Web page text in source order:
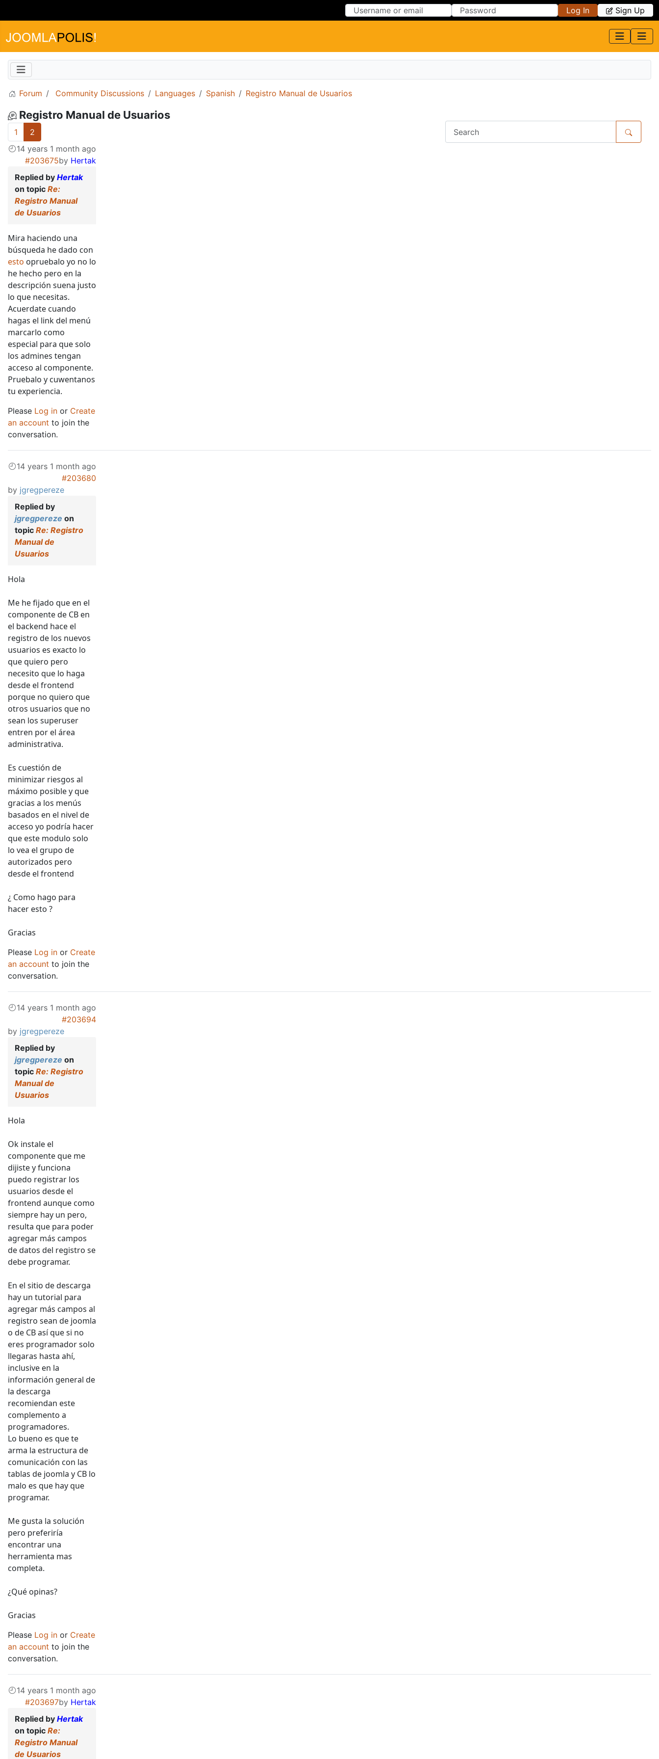
Log In Sign Up
Forum Community Discussions Languages Spanish Registro Manual de Usuarios
Registro Manual de Usuarios
1
2
14 years 1 month ago
#203675by Hertak
Replied by Hertak
on topic Re:
Registro Manual
de Usuarios
Mira haciendo una
búsqueda he dado con
esto opruebalo yo no lo
he hecho pero en la
descripción suena justo
lo que necesitas.
Acuerdate cuando
hagas el link del menú
marcarlo como
especial para que solo
los admines tengan
acceso al componente.
Pruebalo y cuwentanos
tu experiencia.
Please Log in or Create
an account to join the
conversation.
14 years 1 month ago
#203680
by jgregpereze
Replied by
jgregpereze on
topic Re: Registro
Manual de
Usuarios
Hola
Me he fijado que en el
componente de CB en
el backend hace el
registro de los nuevos
usuarios es exacto lo
que quiero pero
necesito que lo haga
desde el frontend
porque no quiero que
otros usuarios que no
sean los superuser
entren por el área
administrativa.
Es cuestión de
minimizar riesgos al
máximo posible y que
gracias a los menús
basados en el nivel de
acceso yo podría hacer
que este modulo solo
lo vea el grupo de
autorizados pero
desde el frontend
¿ Como hago para
hacer esto ?
Gracias
Please Log in or Create
an account to join the
conversation.
14 years 1 month ago
#203694
by jgregpereze
Replied by
jgregpereze on
topic Re: Registro
Manual de
Usuarios
Hola
Ok instale el
componente que me
dijiste y funciona
puedo registrar los
usuarios desde el
frontend aunque como
siempre hay un pero,
resulta que para poder
agregar más campos
de datos del registro se
debe programar.
En el sitio de descarga
hay un tutorial para
agregar más campos al
registro sean de joomla
o de CB así que si no
eres programador solo
llegaras hasta ahí,
inclusive en la
información general de
la descarga
recomiendan este
complemento a
programadores.
Lo bueno es que te
arma la estructura de
comunicación con las
tablas de joomla y CB lo
malo es que hay que
programar.
Me gusta la solución
pero preferiría
encontrar una
herramienta mas
completa.
¿Qué opinas?
Gracias
Please Log in or Create
an account to join the
conversation.
14 years 1 month ago
#203697by Hertak
Replied by Hertak
on topic Re:
Registro Manual
de Usuarios